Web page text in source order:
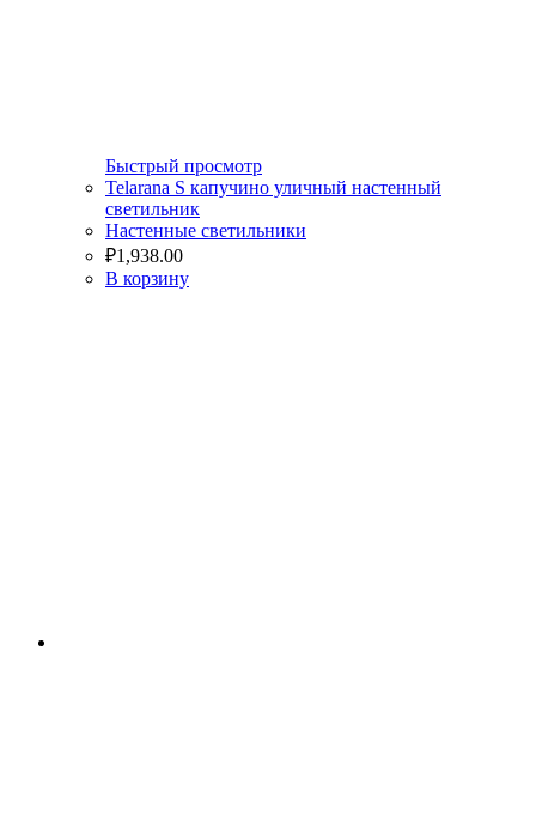
Быстрый просмотр
Telarana S капучино уличный настенный
светильник
Настенные светильники
₽1,938.00
В корзину